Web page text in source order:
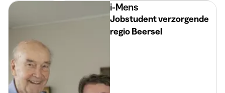
i-Mens
Jobstudent verzorgende
regio Beersel